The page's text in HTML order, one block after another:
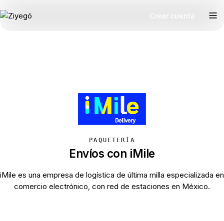
PAQUETERÍA
Envíos con iMile
iMile es una empresa de logística de última milla especializada en
comercio electrónico, con red de estaciones en México.